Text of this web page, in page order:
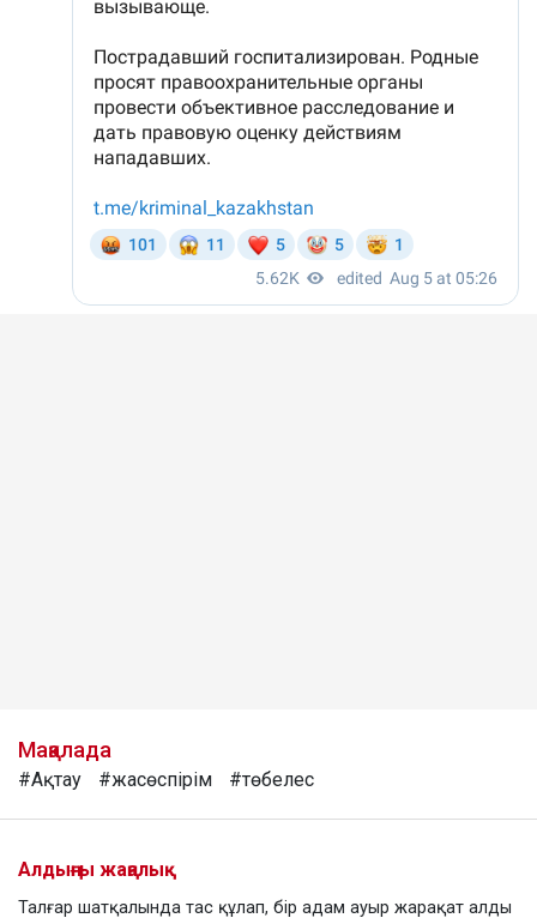
Мақалада
#Ақтау #жасөспірім #төбелес
Алдыңғы жаңалық
Талғар шатқалында тас құлап, бір адам ауыр жарақат алды